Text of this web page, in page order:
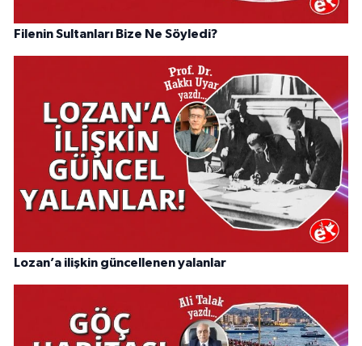
Filenin Sultanları Bize Ne Söyledi?
Lozan’a ilişkin güncellenen yalanlar